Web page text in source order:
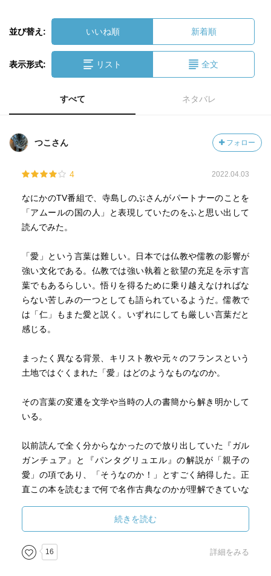
並び替え: いいね順 新着順
表示形式: リスト 全文
すべて ネタバレ
つこさん フォロー
4 2022.04.03
なにかのTV番組で、寺島しのぶさんがパートナーのことを
「アムールの国の人」と表現していたのをふと思い出して
読んでみた。
「愛」という言葉は難しい。日本では仏教や儒教の影響が
強い文化である。仏教では強い執着と欲望の充足を示す言
葉でもあるらしい。悟りを得るために乗り越えなければな
らない苦しみの一つとしても語られているようだ。儒教で
は「仁」もまた愛と説く。いずれにしても厳しい言葉だと
感じる。
まったく異なる背景、キリスト教や元々のフランスという
土地ではぐくまれた「愛」はどのようなものなのか。
その言葉の変遷を文学や当時の人の書簡から解き明かして
いる。
以前読んで全く分からなかったので放り出していた『ガル
ガンチュア』と『パンタグリュエル』の解説が「親子の
愛」の項であり、「そうなのか！」とすごく納得した。正
直この本を読むまで何で名作古典なのかが理解できていな
ちなみに読んでもアムールについてはまだ霧の中といった
塩梅で良くわからなかった。
まあ、仕方ないね。
続きを読む
16 詳細をみる